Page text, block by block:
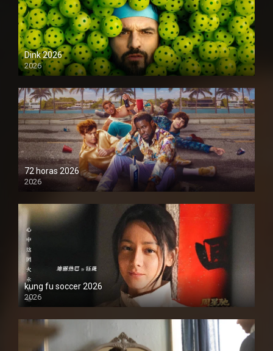
Dink 2026
2026
1080P
72 horas 2026
2026
1080P
kung fu soccer 2026
2026
1080P